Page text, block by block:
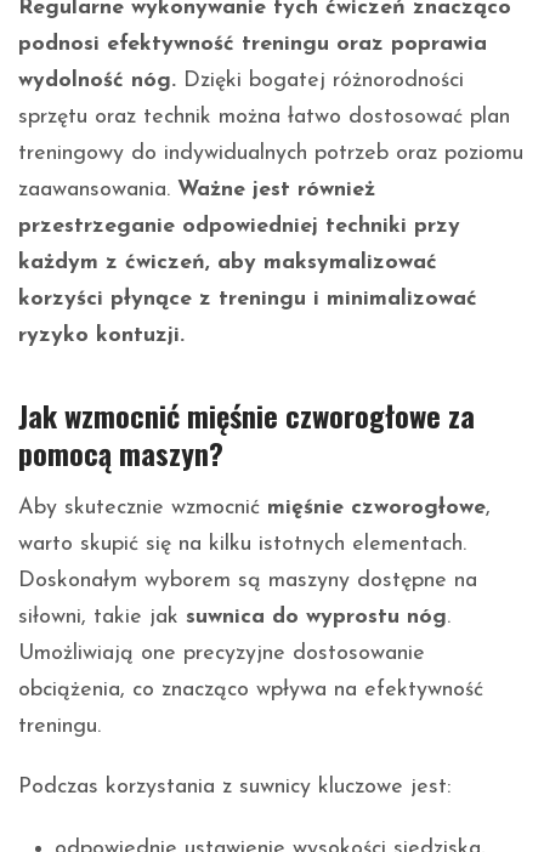
Regularne wykonywanie tych ćwiczeń znacząco
podnosi efektywność treningu oraz poprawia
wydolność nóg. Dzięki bogatej różnorodności
sprzętu oraz technik można łatwo dostosować plan
treningowy do indywidualnych potrzeb oraz poziomu
zaawansowania. Ważne jest również
przestrzeganie odpowiedniej techniki przy
każdym z ćwiczeń, aby maksymalizować
korzyści płynące z treningu i minimalizować
ryzyko kontuzji.
Jak wzmocnić mięśnie czworogłowe za
pomocą maszyn?
Aby skutecznie wzmocnić mięśnie czworogłowe,
warto skupić się na kilku istotnych elementach.
Doskonałym wyborem są maszyny dostępne na
siłowni, takie jak suwnica do wyprostu nóg.
Umożliwiają one precyzyjne dostosowanie
obciążenia, co znacząco wpływa na efektywność
treningu.
Podczas korzystania z suwnicy kluczowe jest: